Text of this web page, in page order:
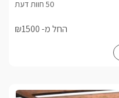
החל מ- ₪1500